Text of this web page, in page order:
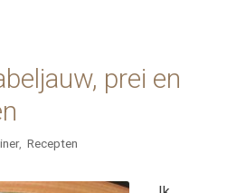
prei en
, Recepten